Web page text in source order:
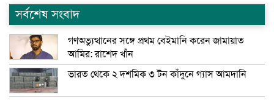
সর্বশেষ সংবাদ
গণঅভ্যুত্থানের সঙ্গে প্রথম বেইমানি করেন জামায়াত
আমির: রাশেদ খাঁন
ভারত থেকে ২ দশমিক ৩ টন কাঁদুনে গ্যাস আমদানি